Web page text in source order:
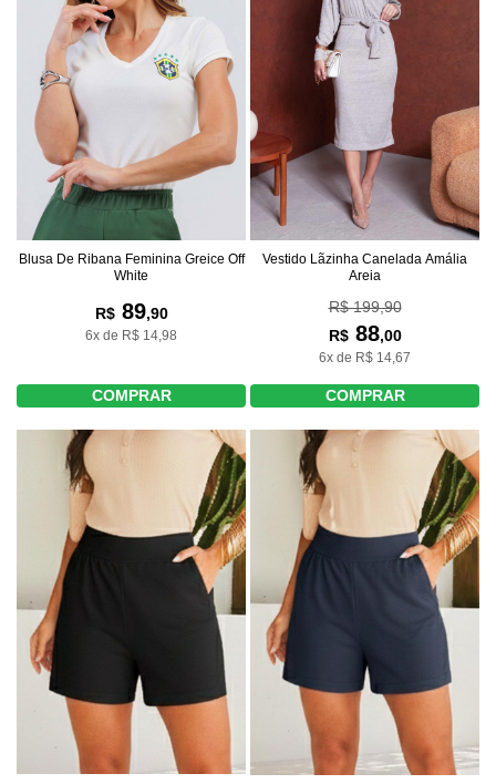
Blusa De Ribana Feminina Greice Off
White
R$89,90
6x de R$ 14,98
COMPRAR
Vestido Lãzinha Canelada Amália
Areia
R$ 199,90
R$88,00
6x de R$ 14,67
COMPRAR